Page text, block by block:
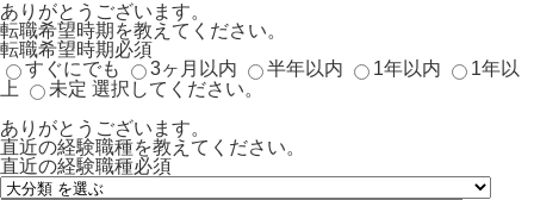
ありがとうございます。
転職希望時期を教えてください。
転職希望時期必須
すぐにでも
3ヶ月以内 半年以内 1年以内
1年以
上
未定 選択してください。
ありがとうございます。
直近の経験職種を教えてください。
直近の経験職種必須